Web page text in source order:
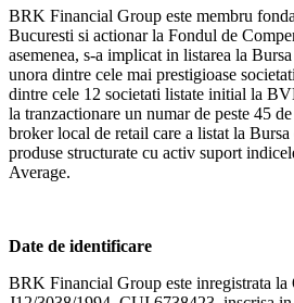
BRK Financial Group este membru
Bucuresti si actionar la Fondul de
asemenea, s-a implicat in listarea la
unora dintre cele mai prestigioase
dintre cele 12 societati listate initial la
la tranzactionare un numar de peste 45
broker local de retail care a listat la
produse structurate cu activ suport
Average.
Date de identificare
BRK Financial Group este inregistrata la